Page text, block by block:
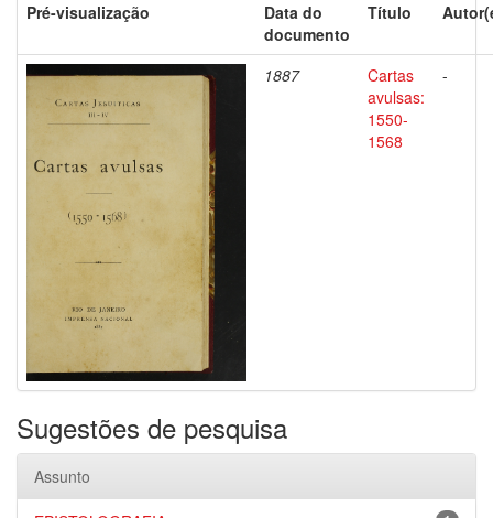
Pré-visualização
Data do
documento
Título
1887
Cartas
avulsas:
1550-
1568
-
Sugestões de pesquisa
Assunto